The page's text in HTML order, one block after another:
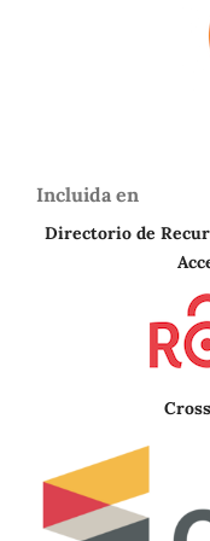
Incluida en
Directorio de
A